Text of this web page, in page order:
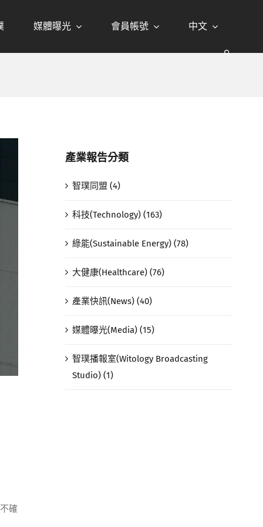
媒體曝光 會員帳號 中文
確
產業報告分類
智璞同盟 (4)
科技(Technology) (163)
綠能(Sustainable Energy) (78)
大健康(Healthcare) (76)
產業快訊(News) (40)
媒體曝光(Media) (15)
智璞播報室(Witology Broadcasting
Studio) (1)